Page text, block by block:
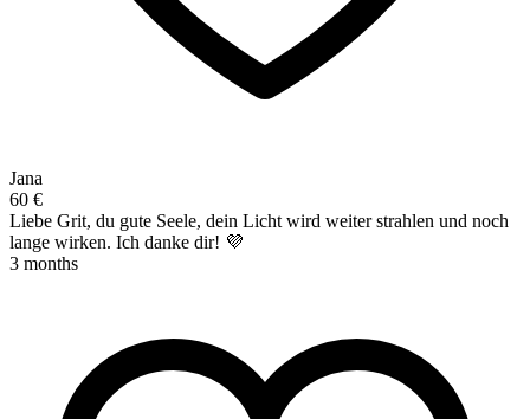
Jana
60 €
Liebe Grit, du gute Seele, dein Licht wird weiter strahlen und noch
lange wirken. Ich danke dir! 💜
3 months